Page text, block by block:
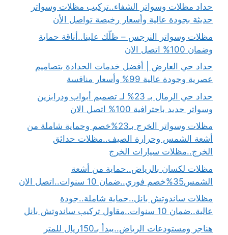
حداد مظلات وسواتر الشفاء..تركيب مظلات وسواتر
حديثة بجودة عالية وأسعار رخيصة تواصل الأن
مظلات وسواتر النرجس – ظلّك علينا..أناقة حماية
وضمان 100% اتصل الان
حداد حي العارض | أفضل خدمات الحدادة بتصاميم
عصرية وجودة عالية 99% وأسعار منافسة
حداد حي الرمال بـ 23% لـ تصميم أبواب ودرابزين
وسواتر حديد باحترافية 100% اتصل الان
مظلات وسواتر الخرج بـ23%خصم وحماية شاملة من
أشعة الشمس وحرارة الصيف..مظلات حدائق
الخرج..مظلات سيارات الخرج
مظلات لكسان بالرياض..حماية من أشعة
الشمس35%خصم فوري..ضمان 10 سنوات..اتصل الان
مظلات ساندوتش بانل..حماية شاملة..جودة
عالية..ضمان 10 سنوات..مقاول تركيب ساندوتش بانل
هناجر ومستودعات الرياض..يبدأ بـ150ريال للمتر